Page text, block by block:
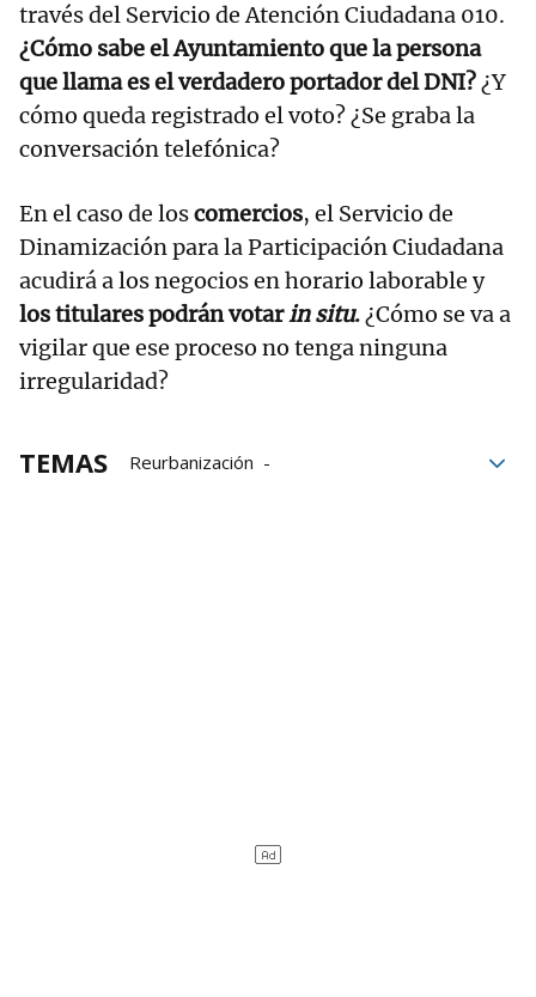
través del Servicio de Atención Ciudadana 010.
¿Cómo sabe el Ayuntamiento que la persona
que llama es el verdadero portador del DNI?¿Y
cómo queda registrado el voto? ¿Se graba la
conversación telefónica?
En el caso de loscomercios, el Servicio de
Dinamización para la Participación Ciudadana
acudirá a los negocios en horario laborable y
los titulares podrán votarin situ.¿Cómo se va a
vigilar que ese proceso no tenga ninguna
irregularidad?
TEMAS
Reurbanización